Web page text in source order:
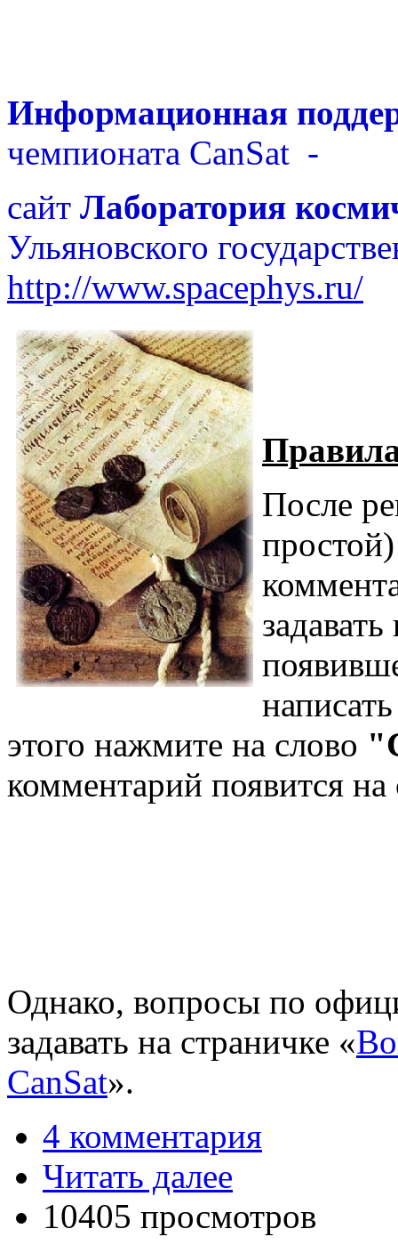
Информационная
чемпионата CanSat -
сайт Лаборатория
Ульяновского
http://www.spacephys.ru/
После
этого нажмите на слово
комментарий появится на
Однако, вопросы по
задавать на страничке «
CanSat».
4 комментария
Читать далее
10405 просмотров